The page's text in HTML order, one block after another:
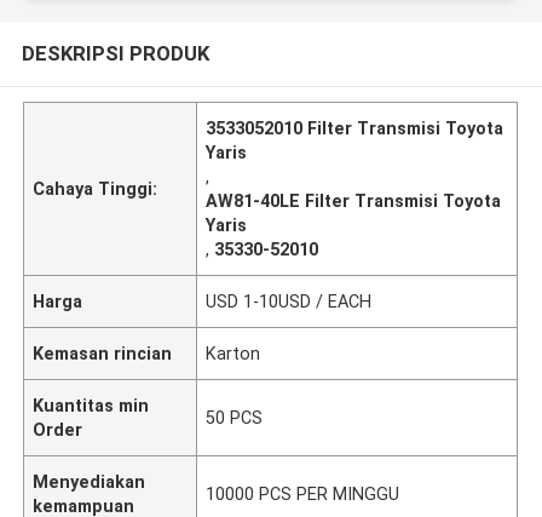
DESKRIPSI PRODUK
Cahaya Tinggi:
3533052010 Filter Transmisi Toyota
Yaris
,
AW81-40LE Filter Transmisi Toyota
Yaris
, 35330-52010
Harga USD 1-10USD / EACH
Kemasan rincian Karton
Kuantitas min
Order
50 PCS
Menyediakan
kemampuan
10000 PCS PER MINGGU